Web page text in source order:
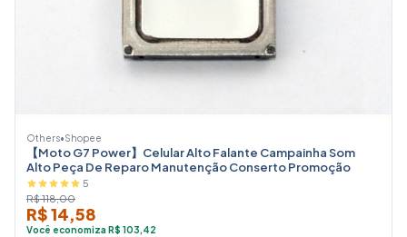
Others•Shopee
【Moto G7 Power】Celular Alto Falante Campainha Som
Alto Peça De Reparo Manutenção Conserto Promoção
5
R$ 118,00
R$ 14,58
Você economiza R$ 103,42